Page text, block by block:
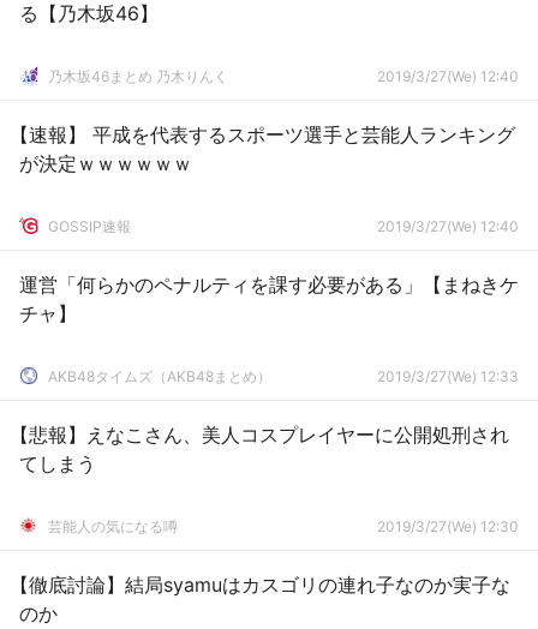
る【乃木坂46】
乃木坂46まとめ 乃木りんく 2019/3/27(We) 12:40
【速報】 平成を代表するスポーツ選手と芸能人ランキング
が決定ｗｗｗｗｗｗ
GOSSIP速報 2019/3/27(We) 12:40
運営「何らかのペナルティを課す必要がある」【まねきケ
チャ】
AKB48タイムズ（AKB48まとめ） 2019/3/27(We) 12:33
【悲報】えなこさん、美人コスプレイヤーに公開処刑され
てしまう
芸能人の気になる噂 2019/3/27(We) 12:30
【徹底討論】結局syamuはカスゴリの連れ子なのか実子な
のか